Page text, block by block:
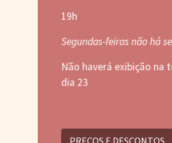
19h
Segundas-feiras não há
Não haverá exibição na
dia 23